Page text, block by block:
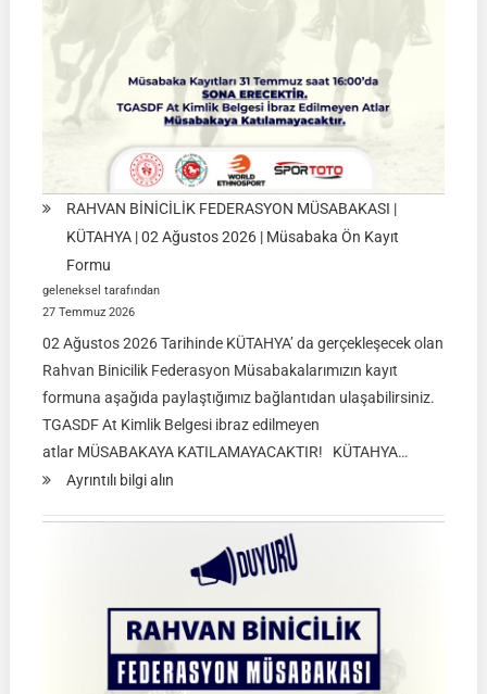
RAHVAN BİNİCİLİK FEDERASYON MÜSABAKASI |
KÜTAHYA | 02 Ağustos 2026 | Müsabaka Ön Kayıt
Formu
geleneksel tarafından
27 Temmuz 2026
02 Ağustos 2026 Tarihinde KÜTAHYA’ da gerçekleşecek olan
Rahvan Binicilik Federasyon Müsabakalarımızın kayıt
formuna aşağıda paylaştığımız bağlantıdan ulaşabilirsiniz.
TGASDF At Kimlik Belgesi ibraz edilmeyen
atlar MÜSABAKAYA KATILAMAYACAKTIR! KÜTAHYA…
Ayrıntılı bilgi alın:
FEDERASYON
MÜSABAKASI
|
|